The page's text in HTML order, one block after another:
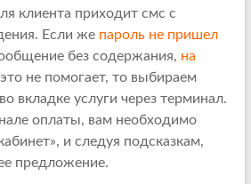
клиента приходит смс с
Если же пароль не пришел
без содержания, на
не помогает, то выбираем
вкладке услуги через терминал.
оплаты, вам необходимо
и следуя подсказкам,
предложение.